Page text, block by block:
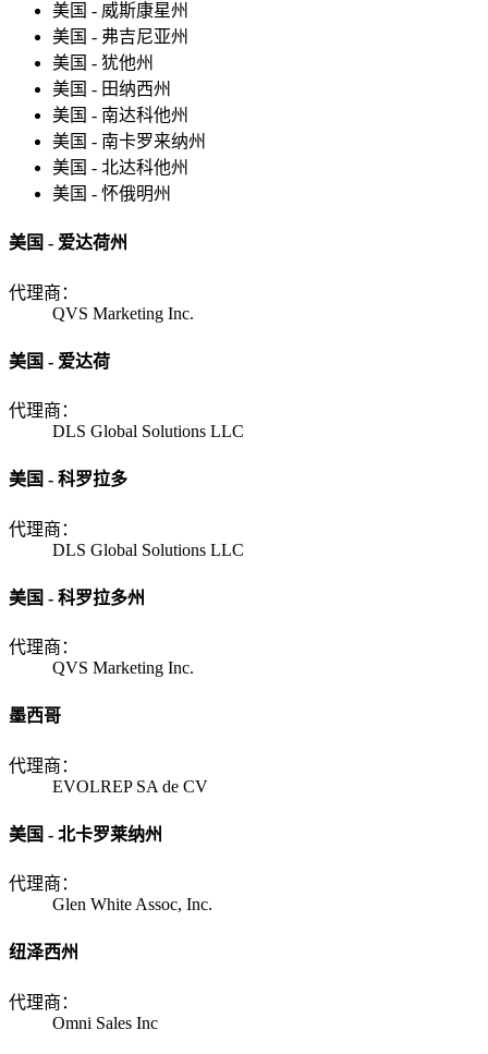
美国 - 威斯康星州
美国 - 弗吉尼亚州
美国 - 犹他州
美国 - 田纳西州
美国 - 南达科他州
美国 - 南卡罗来纳州
美国 - 北达科他州
美国 - 怀俄明州
美国 - 爱达荷州
代理商：
QVS Marketing Inc.
美国 - 爱达荷
代理商：
DLS Global Solutions LLC
美国 - 科罗拉多
代理商：
DLS Global Solutions LLC
美国 - 科罗拉多州
代理商：
QVS Marketing Inc.
墨西哥
代理商：
EVOLREP SA de CV
美国 - 北卡罗莱纳州
代理商：
Glen White Assoc, Inc.
纽泽西州
代理商：
Omni Sales Inc